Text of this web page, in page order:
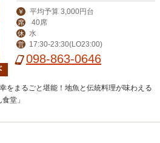
￥ 平均予算 3,000円台
席 40席
休 水
営 17:30-23:30(LO23:00)
098-863-0646
をまるごと堪能！地魚と伝統料理が味わえる
堂」